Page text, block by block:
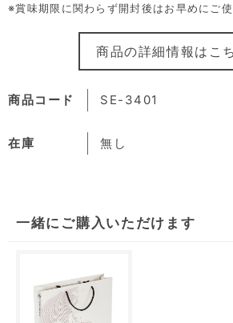
商品コード SE-3401
在庫 無し
一緒にご購入いただけます
※賞味期限に関わらず開封後はお早めにご使
商品の詳細情報はこ